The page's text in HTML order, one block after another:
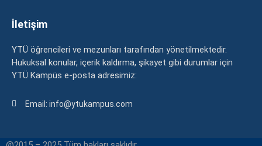
İletişim
YTÜ öğrencileri ve mezunları tarafından yönetilmektedir.
Hukuksal konular, içerik kaldırma, şikayet gibi durumlar için
YTÜ Kampüs e-posta adresimiz:
Email: info@ytukampus.com